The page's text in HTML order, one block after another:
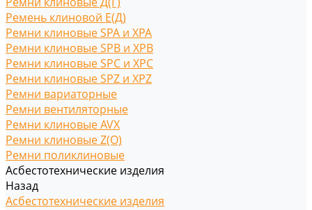
Ремень клиновой Е(Д)
Ремни клиновые SPA и XPA
Ремни клиновые SPB и XPB
Ремни клиновые SPC и XPC
Ремни клиновые SPZ и XPZ
Ремни вариаторные
Ремни вентиляторные
Ремни клиновые AVX
Ремни клиновые Z(O)
Ремни поликлиновые
Асбестотехнические изделия
Назад
Асбестотехнические изделия